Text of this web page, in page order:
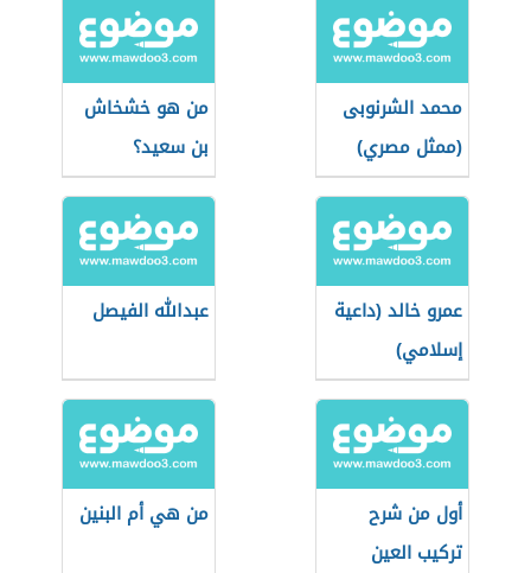
محمد الشرنوبى
(ممثل مصري)
من هو خشخاش
بن سعيد؟
عمرو خالد (داعية
إسلامي)
عبدالله الفيصل
أول من شرح
تركيب العين
من هي أم البنين